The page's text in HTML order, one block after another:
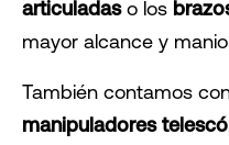
articuladaso los
mayor alcance y
También contamos
manipuladores